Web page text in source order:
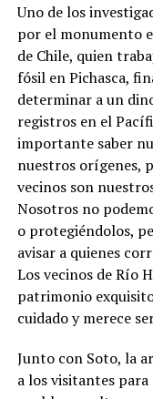
Uno de los
por el monumento
de Chile, quien
fósil en Pichasca,
determinar a un
registros en el
importante saber
nuestros orígenes,
vecinos son
Nosotros no
o protegiéndolos,
avisar a quienes
Los vecinos de Río
patrimonio
cuidado y merece
Junto con Soto, la
a los visitantes para